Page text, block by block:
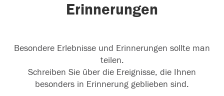
Erinnerungen
Besondere Erlebnisse und Erinnerungen sollte man
teilen.
Schreiben Sie über die Ereignisse, die Ihnen
besonders in Erinnerung geblieben sind.